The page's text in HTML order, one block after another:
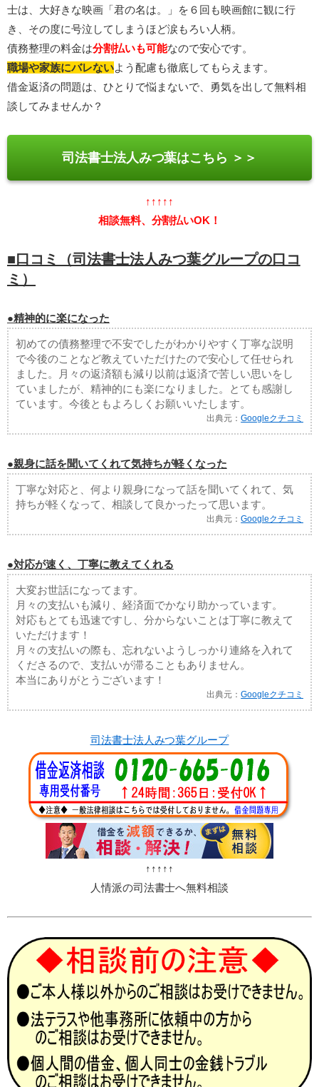
士は、大好きな映画「君の名は。」を６回も映画館に観に行
き、その度に号泣してしまうほど涙もろい人柄。
債務整理の料金は分割払いも可能なので安心です。
職場や家族にバレないよう配慮も徹底してもらえます。
借金返済の問題は、ひとりで悩まないで、勇気を出して無料相
談してみませんか？
司法書士法人みつ葉はこちら ＞＞
↑↑↑↑↑
相談無料、分割払いOK！
■口コミ（司法書士法人みつ葉グループの口コ
ミ）
●精神的に楽になった
初めての債務整理で不安でしたがわかりやすく丁寧な説明
で今後のことなど教えていただけたので安心して任せられ
ました。月々の返済額も減り以前は返済で苦しい思いをし
ていましたが、精神的にも楽になりました。とても感謝し
ています。今後ともよろしくお願いいたします。
出典元：Googleクチコミ
●親身に話を聞いてくれて気持ちが軽くなった
丁寧な対応と、何より親身になって話を聞いてくれて、気
持ちが軽くなって、相談して良かったって思います。
出典元：Googleクチコミ
●対応が速く、丁寧に教えてくれる
大変お世話になってます。
月々の支払いも減り、経済面でかなり助かっています。
対応もとても迅速ですし、分からないことは丁寧に教えて
いただけます！
月々の支払いの際も、忘れないようしっかり連絡を入れて
くださるので、支払いが滞ることもありません。
本当にありがとうございます！
出典元：Googleクチコミ
司法書士法人みつ葉グループ
↑↑↑↑↑
人情派の司法書士へ無料相談